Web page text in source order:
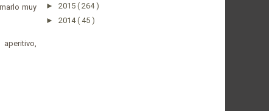
muy
► 2015 ( 264 )
► 2014( 45 )